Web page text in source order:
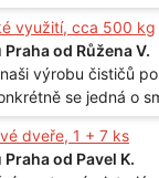
využití, cca 500 kg
od Růžena V.
se jedná o
převahou olejové
při 20°C -
500 kg - roční
dveře, 1 + 7 ks
od Pavel K.